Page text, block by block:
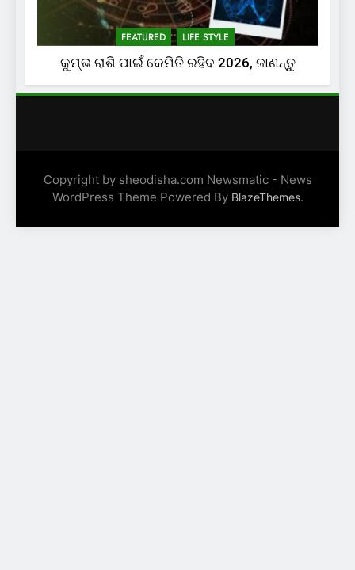
FEATURED LIFE STYLE
କୁମ୍ଭ ରାଶି ପାଇଁ କେମିତି ରହିବ 2026, ଜାଣନ୍ତୁ
Copyright by sheodisha.com Newsmatic - News
WordPress Theme Powered By BlazeThemes.